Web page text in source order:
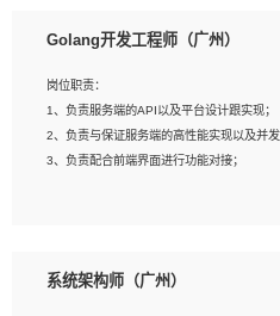
2、熟悉PostgreSQL、redis、MongoDB、
4、熟悉Hadoop、HBASE、Spark等大数据
5、熟悉linux或任意一种unix操作系统，如
6、具备丰富的项目实施经验，较强的自我学
Golang开发工程师（广州）
岗位职责：
1、负责服务端的API以及平台设计跟实现；
2、负责与保证服务端的高性能实现以及并发
3、负责配合前端界面进行功能对接；
2、1年以上Golang开发工作经验，能独立完
系统架构师（广州）